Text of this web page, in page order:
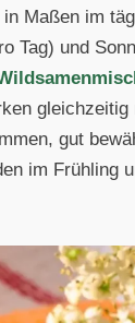
Maßen im
Tag) und
gut
im Frühling